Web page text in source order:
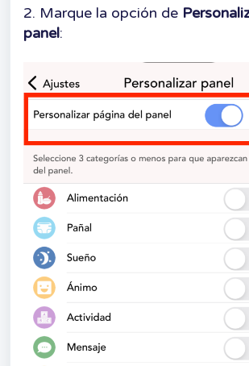
2. Marque la opción de
panel: